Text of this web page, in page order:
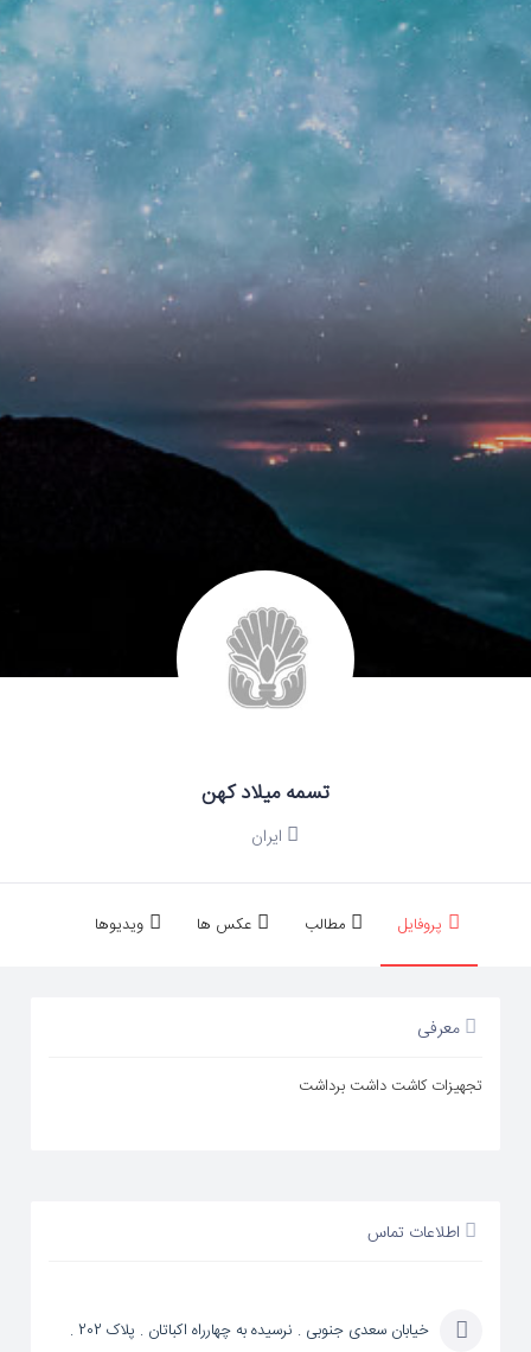
تسمه میلاد کهن
ایران
پروفایل مطالب عکس ها ویدیوها
معرفی
تجهیزات کاشت داشت برداشت
اطلاعات تماس
خیابان سعدی جنوبی . نرسیده به چهارراه اکباتان . پلاک 202 .